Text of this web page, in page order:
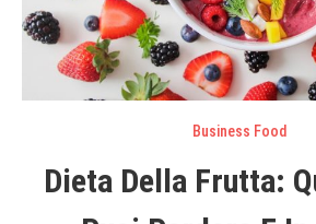
Business Food
Dieta Della Frutta: